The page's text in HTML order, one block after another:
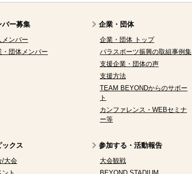
バー募集
メンバー
・団体メンバー
企業・団体
企業・団体 トップ
パラスポーツ振興の取組事例集
支援企業・団体の声
支援方法
TEAM BEYONDからのサポー
ト
カンファレンス・WEBセミナ
ー等
ックス
/大会
参加する・活動報告
大会観戦